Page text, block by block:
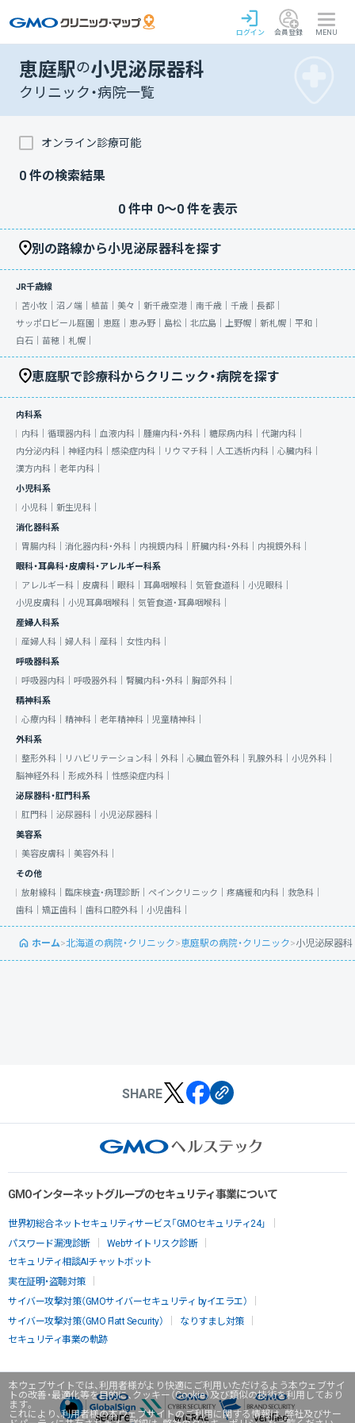
本ウェブサイトでは、利用者様がより快適にご利用いただけるよう本ウェブサイ
トの改善・最適化等を目的に、クッキー（Cookie）及び類似の技術を利用しており
ます。
これにより、利用者様の本ウェブサイトのご利用に関する情報は、弊社及びサー
ログイン 会員登録 MENU
恵庭駅の小児泌尿器科
クリニック・病院一覧
オンライン診療可能
0 件の検索結果
0件中 0〜0件を表示
別の路線から小児泌尿器科を探す
JR千歳線
苫小牧｜ 沼ノ端｜ 植苗｜ 美々｜ 新千歳空港｜ 南千歳｜ 千歳｜ 長都｜
サッポロビール庭園｜ 恵庭｜ 恵み野｜ 島松｜ 北広島｜ 上野幌｜ 新札幌｜ 平和｜
白石｜ 苗穂｜ 札幌｜
恵庭駅で診療科からクリニック・病院を探す
内科系
内科｜ 循環器内科｜ 血液内科｜ 腫瘍内科・外科｜ 糖尿病内科｜ 代謝内科｜
内分泌内科｜ 神経内科｜ 感染症内科｜ リウマチ科｜ 人工透析内科｜ 心臓内科｜
漢方内科｜ 老年内科｜
小児科系
小児科｜ 新生児科｜
消化器科系
胃腸内科｜ 消化器内科・外科｜ 内視鏡内科｜ 肝臓内科・外科｜ 内視鏡外科｜
眼科・耳鼻科・皮膚科・アレルギー科系
アレルギー科｜ 皮膚科｜ 眼科｜ 耳鼻咽喉科｜ 気管食道科｜ 小児眼科｜
小児皮膚科｜ 小児耳鼻咽喉科｜ 気管食道・耳鼻咽喉科｜
産婦人科系
産婦人科｜ 婦人科｜ 産科｜ 女性内科｜
呼吸器科系
呼吸器内科｜ 呼吸器外科｜ 腎臓内科・外科｜ 胸部外科｜
精神科系
心療内科｜ 精神科｜ 老年精神科｜ 児童精神科｜
外科系
整形外科｜
リハビリテーション科｜ 外科｜ 心臓血管外科｜ 乳腺外科｜ 小児外科｜
脳神経外科｜ 形成外科｜ 性感染症内科｜
泌尿器科・肛門科系
肛門科｜ 泌尿器科｜ 小児泌尿器科｜
美容系
美容皮膚科｜ 美容外科｜
その他
放射線科｜ 臨床検査・病理診断｜ ペインクリニック｜ 疼痛緩和内科｜ 救急科｜
歯科｜ 矯正歯科｜ 歯科口腔外科｜ 小児歯科｜
ホーム>北海道の病院・クリニック>恵庭駅の病院・クリニック>小児泌尿器科
SHARE
GMOインターネットグループのセキュリティ事業について
世界初総合ネットセキュリティサービス「GMOセキュリティ24」
パスワード漏洩診断
Webサイトリスク診断
セキュリティ相談AIチャットボット
実在証明・盗聴対策
サイバー攻撃対策（GMOサイバーセキュリティ byイエラエ）
サイバー攻撃対策（GMO Flatt Security）
なりすまし対策
セキュリティ事業の軌跡